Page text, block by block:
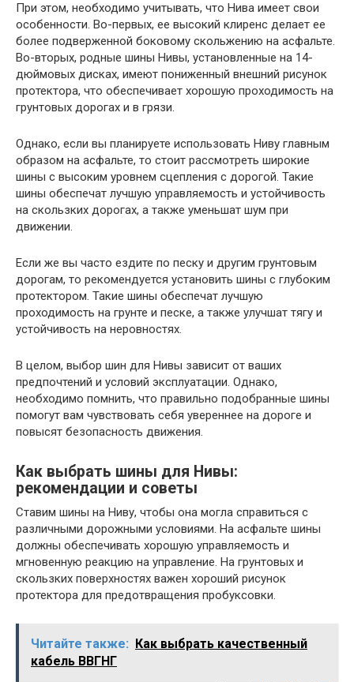
При этом, необходимо учитывать, что Нива имеет свои
особенности. Во-первых, ее высокий клиренс делает ее
более подверженной боковому скольжению на асфальте.
Во-вторых, родные шины Нивы, установленные на 14-
дюймовых дисках, имеют пониженный внешний рисунок
протектора, что обеспечивает хорошую проходимость на
грунтовых дорогах и в грязи.
Однако, если вы планируете использовать Ниву главным
образом на асфальте, то стоит рассмотреть широкие
шины с высоким уровнем сцепления с дорогой. Такие
шины обеспечат лучшую управляемость и устойчивость
на скользких дорогах, а также уменьшат шум при
движении.
Если же вы часто ездите по песку и другим грунтовым
дорогам, то рекомендуется установить шины с глубоким
протектором. Такие шины обеспечат лучшую
проходимость на грунте и песке, а также улучшат тягу и
устойчивость на неровностях.
В целом, выбор шин для Нивы зависит от ваших
предпочтений и условий эксплуатации. Однако,
необходимо помнить, что правильно подобранные шины
помогут вам чувствовать себя увереннее на дороге и
повысят безопасность движения.
Как выбрать шины для Нивы:
рекомендации и советы
Ставим шины на Ниву, чтобы она могла справиться с
различными дорожными условиями. На асфальте шины
должны обеспечивать хорошую управляемость и
мгновенную реакцию на управление. На грунтовых и
скользких поверхностях важен хороший рисунок
протектора для предотвращения пробуксовки.
Читайте также: Как выбрать качественный
кабель ВВГНГ